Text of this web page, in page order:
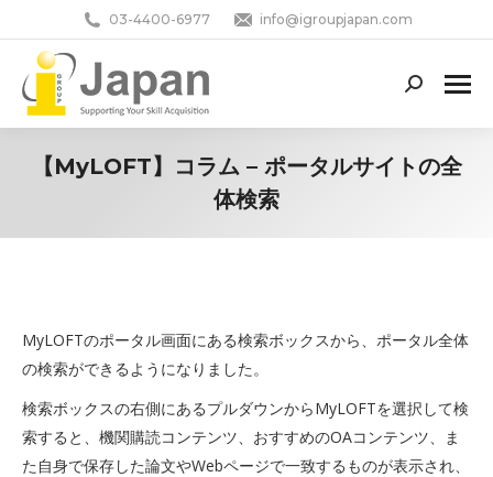
03-4400-6977 info@igroupjapan.com
Search:
【MyLOFT】コラム – ポータルサイトの全
体検索
MyLOFTのポータル画面にある検索ボックスから、ポータル全体
の検索ができるようになりました。
検索ボックスの右側にあるプルダウンからMyLOFTを選択して検
索すると、機関購読コンテンツ、おすすめのOAコンテンツ、ま
た自身で保存した論文やWebページで一致するものが表示され、